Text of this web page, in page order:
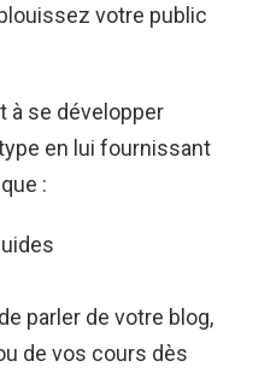
votre public
à se développer
en lui fournissant
:
parler de votre blog,
de vos cours dès